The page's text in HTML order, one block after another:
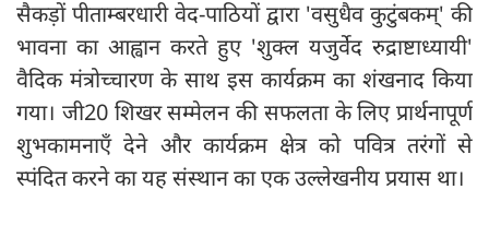
सैकड़ों पीताम्बरधारी वेद-पाठियों द्वारा 'वसुधैव कुटुंबकम्' की
भावना का आह्वान करते हुए 'शुक्ल यजुर्वेद रुद्राष्टाध्यायी'
वैदिक मंत्रोच्चारण के साथ इस कार्यक्रम का शंखनाद किया
गया। जी20 शिखर सम्मेलन की सफलता के लिए प्रार्थनापूर्ण
शुभकामनाएँ देने और कार्यक्रम क्षेत्र को पवित्र तरंगों से
स्पंदित करने का यह संस्थान का एक उल्लेखनीय प्रयास था।